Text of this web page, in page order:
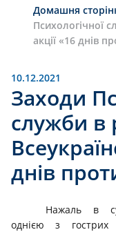
Домашня
Психологічної
акції «16 днів
10.12.2021
Заходи
служби в
днів
Нажаль в
однією з гострих